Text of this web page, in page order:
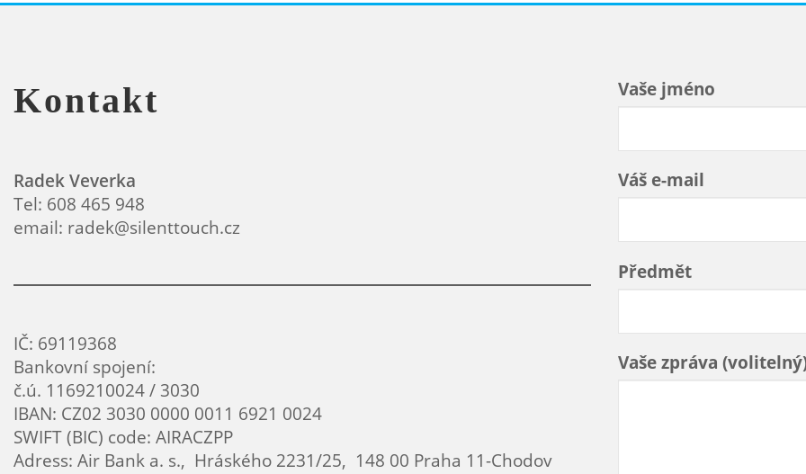
Kontakt
Radek Veverka
Tel: 608 465 948
email: radek@silenttouch.cz
IČ: 69119368
Bankovní spojení:
č.ú. 1169210024 / 3030
IBAN: CZ02 3030 0000 0011 6921 0024
SWIFT (BIC) code: AIRACZPP
Adress: Air Bank a. s., Hráského 2231/25, 148 00 Praha 11-Chodov
Vaše jméno
Váš e-mail
Předmět
Vaše zpráva